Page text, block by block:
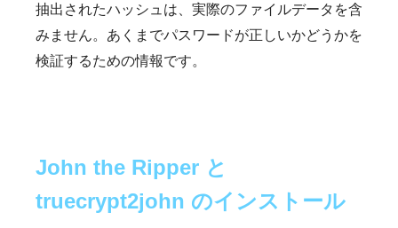
抽出されたハッシュは、実際のファイルデータを含
みません。あくまでパスワードが正しいかどうかを
検証するための情報です。
John the Ripper と
truecrypt2john のインストール